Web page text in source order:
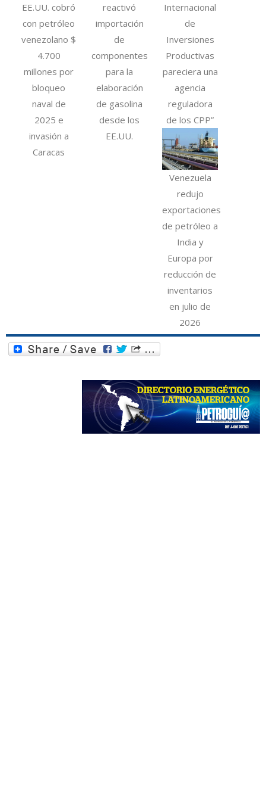
EE.UU. cobró
con petróleo
venezolano $
4.700
millones por
bloqueo
naval de
2025 e
invasión a
Caracas
reactivó
importación
de
componentes
para la
elaboración
de gasolina
desde los
EE.UU.
Internacional
de
Inversiones
Productivas
pareciera una
agencia
reguladora
de los CPP”
Venezuela
redujo
exportaciones
de petróleo a
India y
Europa por
reducción de
inventarios
en julio de
2026